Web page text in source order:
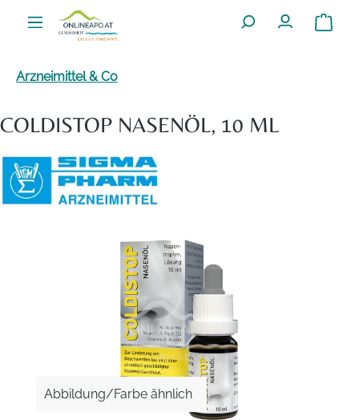
Zum Hauptinhalt springen
Arzneimittel & Co
COLDISTOP NASENÖL, 10 ML
Bildergalerie überspringen
Abbildung/Farbe ähnlich